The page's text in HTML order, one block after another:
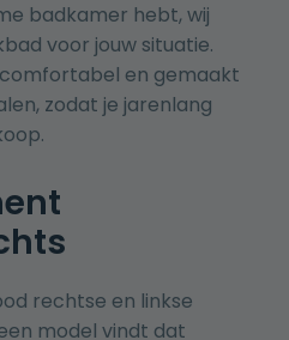
badkamer hebt, wij
voor jouw situatie.
en gemaakt
zodat je jarenlang
rechtse en linkse
model vindt dat